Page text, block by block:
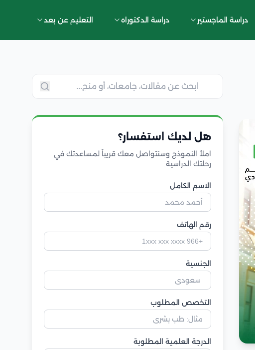
دراسة الماجستير دراسة الدكتوراه التعليم عن بعد
هل لديك استفسار؟
املأ النموذج وسنتواصل معك قريباً لمساعدتك في
رحلتك الدراسية.
الاسم الكامل
رقم الهاتف
الجنسية
التخصص المطلوب
الدرجة العلمية المطلوبة